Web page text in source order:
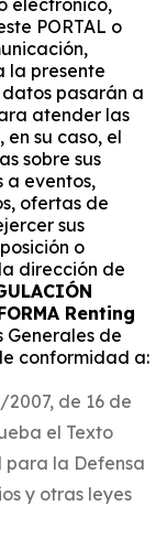
electrónico,
PORTAL o
la presente
pasarán a
atender las
en su caso, el
sobre sus
a eventos,
ofertas de
sus
o
dirección de
Renting
Generales de
conformidad a:
de 16 de
el Texto
para la Defensa
y otras leyes